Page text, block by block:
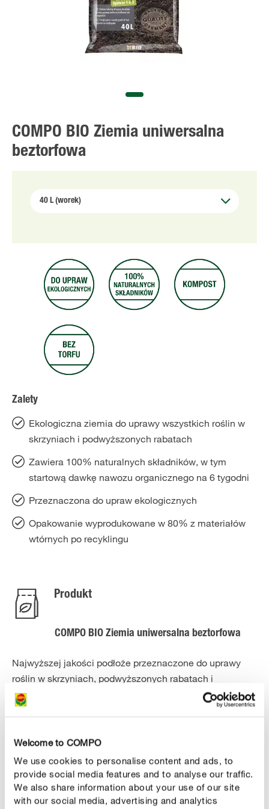
Welcome to COMPO
We use cookies to personalise content and ads, to
provide social media features and to analyse our traffic.
We also share information about your use of our site
with our social media, advertising and analytics
COMPO BIO Ziemia uniwersalna
beztorfowa
Zalety
Ekologiczna ziemia do uprawy wszystkich roślin w
skrzyniach i podwyższonych rabatach
Zawiera 100% naturalnych składników, w tym
startową dawkę nawozu organicznego na 6 tygodni
Przeznaczona do upraw ekologicznych
Opakowanie wyprodukowane w 80% z materiałów
wtórnych po recyklingu
Produkt
COMPO BIO Ziemia uniwersalna beztorfowa
Najwyższej jakości podłoże przeznaczone do uprawy
roślin w skrzyniach, podwyższonych rabatach i
szklarniach jako górna warstwa Systemu 1-2-3. Podłoże
zawiera wyłącznie naturalne składniki bez sztucznych
przypadku uprawy roślin jadalnych. Szczególnie wysoka
zawartość humusu zapewnia żyzność podłoża i zdrowy
wzrost roślin. Podłoże nie zawiera torfu i jest
przeznaczone do upraw ekologicznych.